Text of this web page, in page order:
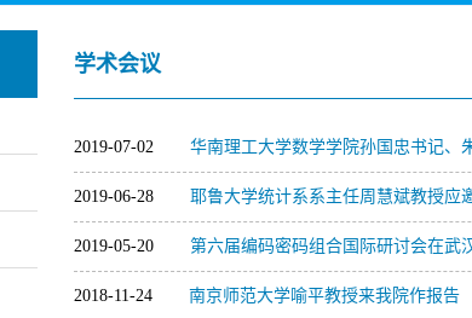
学术会议
2019-07-02 华南理工大学数学学院孙国忠书记、
2019-06-28 耶鲁大学统计系系主任周慧斌教授应
2019-05-20 第六届编码密码组合国际研讨会在武
2018-11-24 南京师范大学喻平教授来我院作报告